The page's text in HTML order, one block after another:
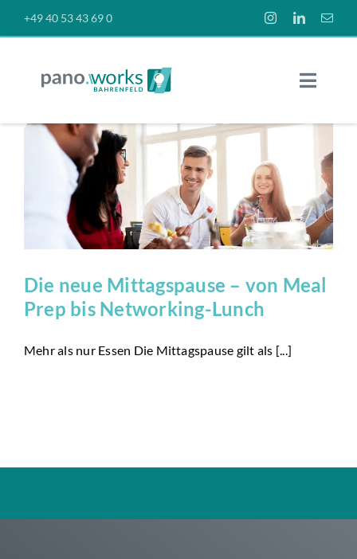
+49 40 53 43 69 0
Toggle
Räume
Über uns
Die neue Mittagspause – von Meal
Prep bis Networking-Lunch
Mehr als nur Essen Die Mittagspause gilt als [...]